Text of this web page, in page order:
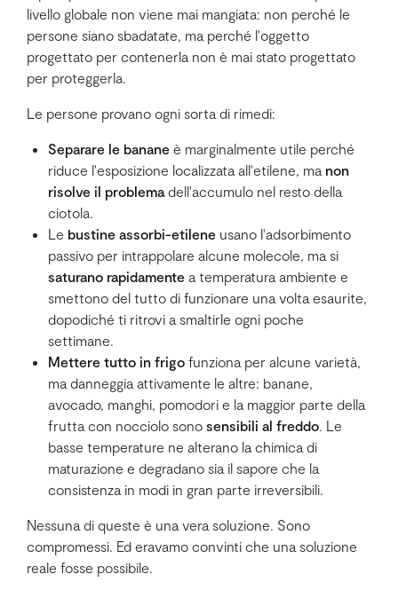
livello globale non viene mai mangiata: non perché le
persone siano sbadatate, ma perché l'oggetto
progettato per contenerla non è mai stato progettato
per proteggerla.
Le persone provano ogni sorta di rimedi:
Separare le banane è marginalmente utile perché
riduce l'esposizione localizzata all'etilene, ma non
risolve il problemadell'accumulo nel resto della
ciotola.
Le bustine assorbi-etilene usano l'adsorbimento
passivo per intrappolare alcune molecole, ma si
saturano rapidamente a temperatura ambiente e
smettono del tutto di funzionare una volta esaurite,
dopodiché ti ritrovi a smaltirle ogni poche
settimane.
Mettere tutto in frigo funziona per alcune varietà,
ma danneggia attivamente le altre: banane,
avocado, manghi, pomodori e la maggior parte della
frutta con nocciolo sono sensibili al freddo. Le
basse temperature ne alterano la chimica di
maturazione e degradano sia il sapore che la
consistenza in modi in gran parte irreversibili.
Nessuna di queste è una vera soluzione. Sono
compromessi. Ed eravamo convinti che una soluzione
reale fosse possibile.